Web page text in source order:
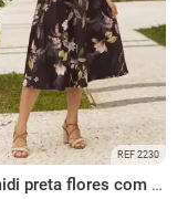
REF 2230
Saia midi preta flores com bolsos